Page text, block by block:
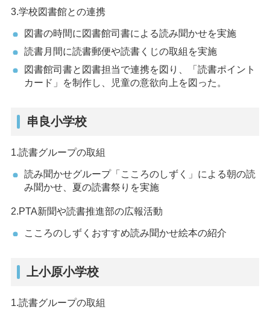
3.学校図書館との連携
図書の時間に図書館司書による読み聞かせを実施
読書月間に読書郵便や読書くじの取組を実施
図書館司書と図書担当で連携を図り、「読書ポイント
カード」を制作し、児童の意欲向上を図った。
串良小学校
1.読書グループの取組
読み聞かせグループ「こころのしずく」による朝の読
み聞かせ、夏の読書祭りを実施
2.PTA新聞や読書推進部の広報活動
こころのしずくおすすめ読み聞かせ絵本の紹介
上小原小学校
1.読書グループの取組